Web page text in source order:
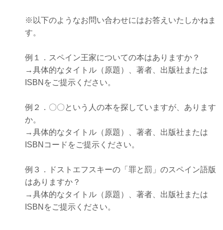
※以下のようなお問い合わせにはお答えいたしかねま
す。
例１．スペイン王家についての本はありますか？
→具体的なタイトル（原題）、著者、出版社または
ISBNをご提示ください。
例２．〇〇という人の本を探していますが、あります
か。
→具体的なタイトル（原題）、著者、出版社または
ISBNコードをご提示ください。
例３．ドストエフスキーの「罪と罰」のスペイン語版
はありますか？
→具体的なタイトル（原題）、著者、出版社または
ISBNをご提示ください。